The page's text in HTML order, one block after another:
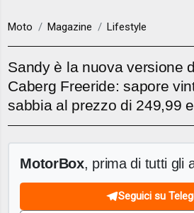
Moto Magazine Lifestyle
Sandy è la nuova versione
Caberg Freeride: sapore
sabbia al prezzo di 249,99
MotorBox, prima di tutti gli
Seguici su